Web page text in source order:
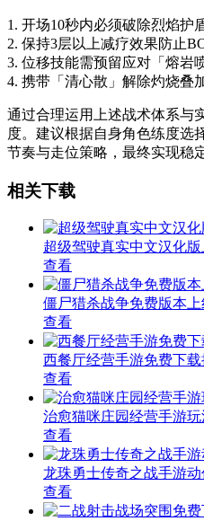
1. 开场10秒内必须破除烈焰护
2. 保持3层以上减疗效果防止
3. 位移技能需预留应对「熔岩
4. 携带「清心散」解除灼烧叠
通过合理运用上述战术体系与
度。建议根据自身角色练度选
节奏与走位策略，最终实现稳
相关下载
超级驾驶真实中文汉化
查看
僵尸猎杀战争免费版本上
查看
西餐厅经营手游免费下
查看
治愈猫咪庄园经营手游
查看
龙珠勇士传奇之战手游
查看